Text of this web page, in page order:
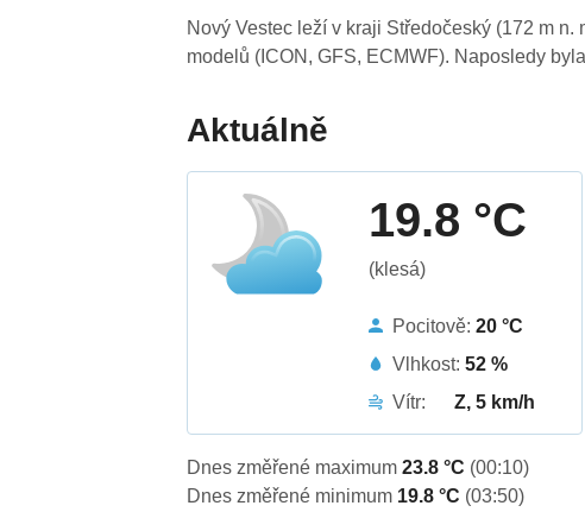
Nový Vestec leží v kraji Středočeský (172 m
modelů (ICON, GFS, ECMWF). Naposledy
Aktuálně
19.8 °C
(klesá)
Pocitově:20 °C
Vlhkost:52 %
Vítr:
Z, 5 km/h
Dnes změřené maximum23.8 °C (00:10)
Dnes změřené minimum 19.8 °C (03:50)